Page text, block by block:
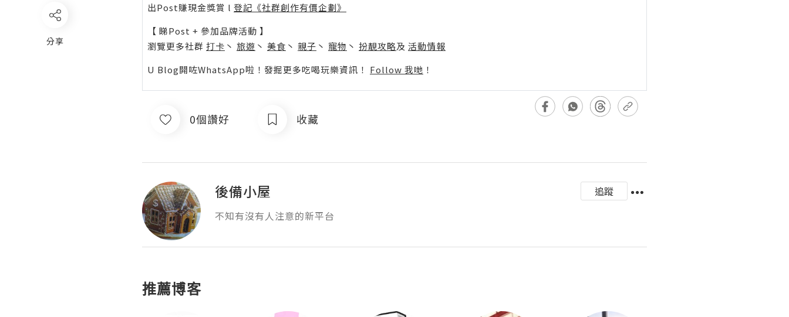
分享
出Post賺現金獎賞 l 登記《社群創作有價企劃》
【 睇Post + 參加品牌活動 】
瀏覽更多社群 打卡 丶 旅遊 丶 美食 丶 親子 丶 寵物 丶 扮靚攻略及 活動情報
U Blog開咗WhatsApp啦！發掘更多吃喝玩樂資訊！ Follow 我哋 ！
0個讚好 收藏
後備小屋
追蹤
不知有沒有人注意的新平台
推薦博客